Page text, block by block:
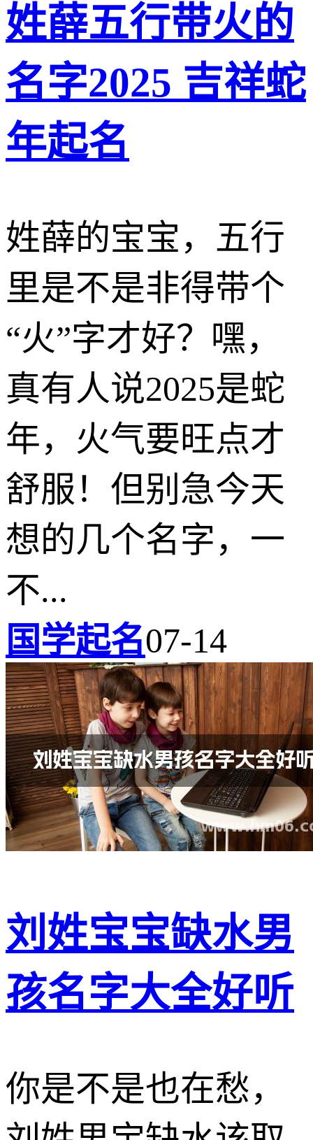
姓薛五行带火的
名字2025 吉祥蛇
年起名
姓薛的宝宝，五行
里是不是非得带个
“火”字才好？嘿，
真有人说2025是蛇
年，火气要旺点才
舒服！但别急今天
想的几个名字，一
不...
国学起名07-14
刘姓宝宝缺水男
孩名字大全好听
你是不是也在愁，